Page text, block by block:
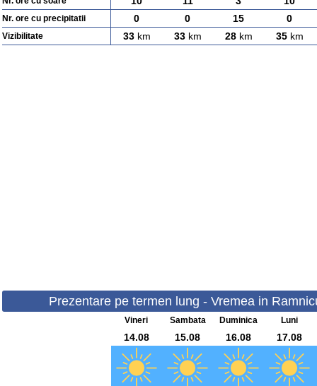
Nr. ore cu precipitatii 0 0 15 0
Vizibilitate 33km 33km 28km 35km
Prezentare pe termen lung - Vremea in
Vineri Sambata Duminica Luni
14.08 15.08 16.08 17.08